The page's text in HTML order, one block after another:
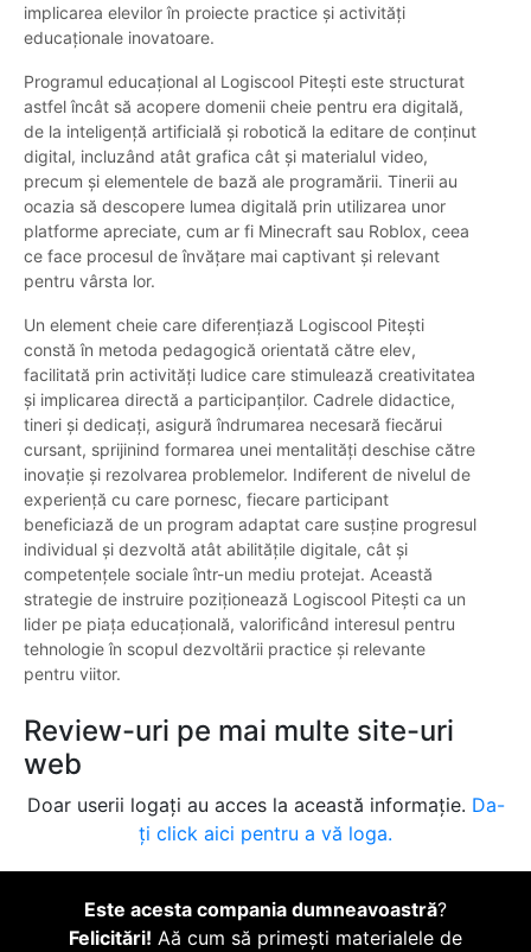
implicarea elevilor în proiecte practice și activități
educaționale inovatoare.
Programul educațional al Logiscool Pitești este structurat
astfel încât să acopere domenii cheie pentru era digitală,
de la inteligență artificială și robotică la editare de conținut
digital, incluzând atât grafica cât și materialul video,
precum și elementele de bază ale programării. Tinerii au
ocazia să descopere lumea digitală prin utilizarea unor
platforme apreciate, cum ar fi Minecraft sau Roblox, ceea
ce face procesul de învățare mai captivant și relevant
pentru vârsta lor.
Un element cheie care diferențiază Logiscool Pitești
constă în metoda pedagogică orientată către elev,
facilitată prin activități ludice care stimulează creativitatea
și implicarea directă a participanților. Cadrele didactice,
tineri și dedicați, asigură îndrumarea necesară fiecărui
cursant, sprijinind formarea unei mentalități deschise către
inovație și rezolvarea problemelor. Indiferent de nivelul de
experiență cu care pornesc, fiecare participant
beneficiază de un program adaptat care susține progresul
individual și dezvoltă atât abilitățile digitale, cât și
competențele sociale într-un mediu protejat. Această
strategie de instruire poziționează Logiscool Pitești ca un
lider pe piața educațională, valorificând interesul pentru
tehnologie în scopul dezvoltării practice și relevante
pentru viitor.
Review-uri pe mai multe site-uri
web
Doar userii logați au acces la această informație. Da-
ți click aici pentru a vă loga.
Este acesta compania dumneavoastră?
Felicitări! Aă cum să primești materialele de